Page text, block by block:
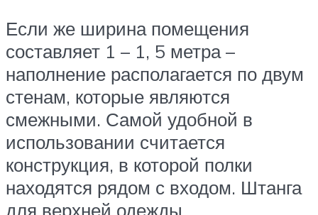
Если же ширина помещения
составляет 1 – 1, 5 метра –
наполнение располагается по двум
стенам, которые являются
смежными. Самой удобной в
использовании считается
конструкция, в которой полки
находятся рядом с входом. Штанга
для верхней одежды